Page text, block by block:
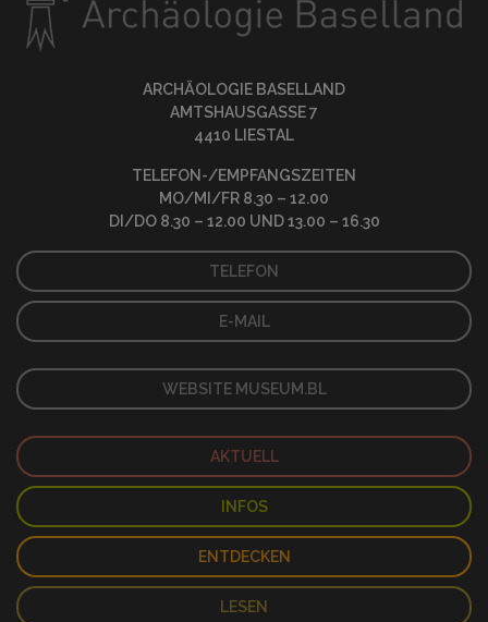
ARCHÄOLOGIE BASELLAND
AMTSHAUSGASSE 7
4410 LIESTAL
TELEFON-/EMPFANGSZEITEN
MO/MI/FR 8.30 – 12.00
DI/DO 8.30 – 12.00 UND 13.00 – 16.30
TELEFON
E-MAIL
WEBSITE MUSEUM.BL
AKTUELL
INFOS
ENTDECKEN
LESEN